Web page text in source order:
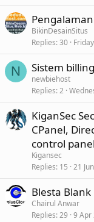
BikinDesainSitus
Replies 30
N Sistem
newbiehost
Replies 2
KiganSec
CPanel,
control
Kigansec
Replies 15 21
Blesta Blank
Chairul Anwar
Replies 29 9 Apr